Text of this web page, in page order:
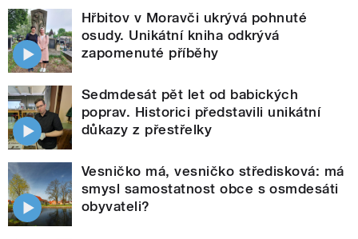
Hřbitov v Moravči ukrývá pohnuté
osudy. Unikátní kniha odkrývá
zapomenuté příběhy
Sedmdesát pět let od babických
poprav. Historici představili unikátní
důkazy z přestřelky
Vesničko má, vesničko středisková: má
smysl samostatnost obce s osmdesáti
obyvateli?